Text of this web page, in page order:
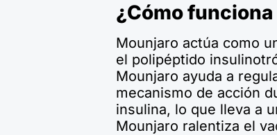
¿Cómo
Mounjaro actúa como
el polipéptido
Mounjaro ayuda a
mecanismo de acción
insulina, lo que lleva a
Mounjaro ralentiza el